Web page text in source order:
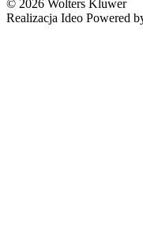
© 2026 Wolters Kluwer
Realizacja Ideo Powered